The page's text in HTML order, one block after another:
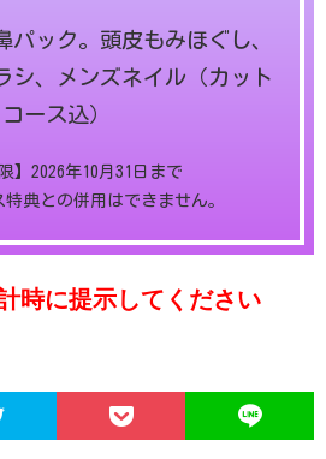
パック。頭皮もみほぐし、
シ、メンズネイル（カット
コース込）
】2026年10月31日まで
典との併用はできません。
時に提示してください